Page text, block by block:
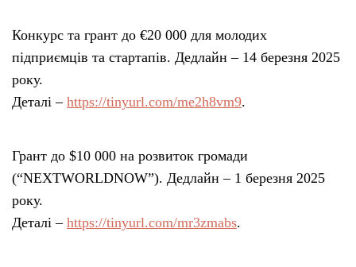
Конкурс та грант до €20 000 для молодих
підприємців та стартапів. Дедлайн – 14 березня 2025
року.
Деталі – https://tinyurl.com/me2h8vm9.
Грант до $10 000 на розвиток громади
(“NEXTWORLDNOW”). Дедлайн – 1 березня 2025
року.
Деталі – https://tinyurl.com/mr3zmabs.